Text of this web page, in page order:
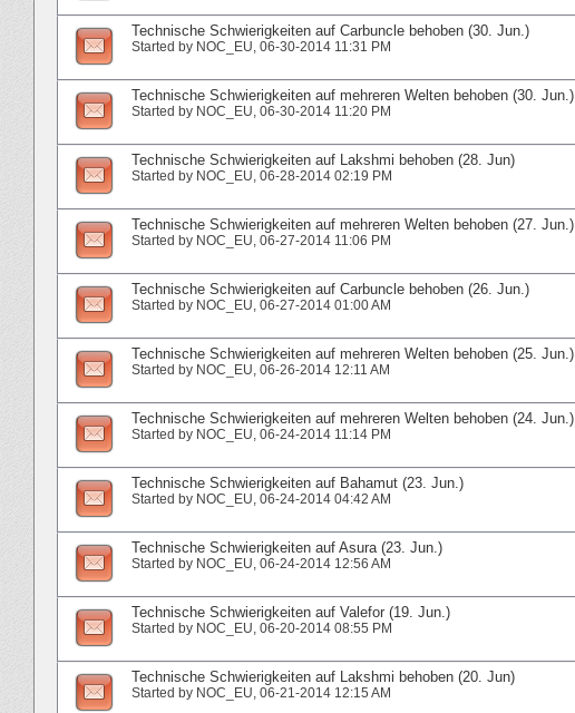
Technische Schwierigkeiten auf Carbuncle behoben (30. Jun.)
Started by NOC_EU‎, 06-30-2014 11:31 PM
Technische Schwierigkeiten auf mehreren Welten behoben (30. Jun.)
Started by NOC_EU‎, 06-30-2014 11:20 PM
Technische Schwierigkeiten auf Lakshmi behoben (28. Jun)
Started by NOC_EU‎, 06-28-2014 02:19 PM
Technische Schwierigkeiten auf mehreren Welten behoben (27. Jun.)
Started by NOC_EU‎, 06-27-2014 11:06 PM
Technische Schwierigkeiten auf Carbuncle behoben (26. Jun.)
Started by NOC_EU‎, 06-27-2014 01:00 AM
Technische Schwierigkeiten auf mehreren Welten behoben (25. Jun.)
Started by NOC_EU‎, 06-26-2014 12:11 AM
Technische Schwierigkeiten auf mehreren Welten behoben (24. Jun.)
Started by NOC_EU‎, 06-24-2014 11:14 PM
Technische Schwierigkeiten auf Bahamut (23. Jun.)
Started by NOC_EU‎, 06-24-2014 04:42 AM
Technische Schwierigkeiten auf Asura (23. Jun.)
Started by NOC_EU‎, 06-24-2014 12:56 AM
Technische Schwierigkeiten auf Valefor (19. Jun.)
Started by NOC_EU‎, 06-20-2014 08:55 PM
Technische Schwierigkeiten auf Lakshmi behoben (20. Jun)
Started by NOC_EU‎, 06-21-2014 12:15 AM